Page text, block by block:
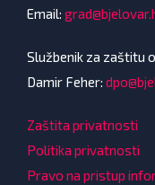
Email:
Službenik za zaštitu
Damir Feher:
Zaštita privatnosti
Politika privatnosti
Pravo na pristup